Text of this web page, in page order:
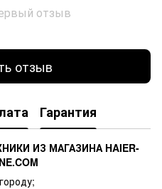
отзыв
отзыв
Гарантия
ИЗ МАГАЗИНА HAIER-